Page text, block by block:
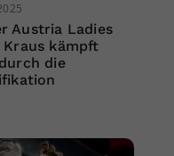
Austria Ladies
Kraus kämpft
die